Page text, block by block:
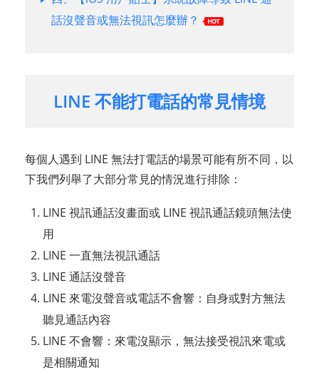
話沒聲音或無法視訊怎麼辦？
LINE 不能打電話的常見情境
每個人遇到 LINE 無法打電話的場景可能有所不同，以
下我們列舉了大部分常見的情況進行排除：
LINE 視訊通話沒畫面或 LINE 視訊通話鏡頭無法使
用
LINE 一直無法視訊通話
LINE 通話沒聲音
LINE 來電沒聲音或電話不會響：自身或對方無法
聽見通話內容
LINE 不會響：來電沒顯示，無法接受視訊來電或
是相關通知